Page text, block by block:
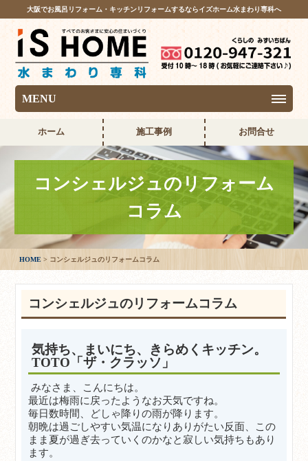
大阪でお風呂リフォーム・キッチンリフォームするならイズホーム水まわり専科へ
MENU
ホーム 施工事例 お問合せ
コンシェルジュのリフォーム
コラム
HOME コンシェルジュのリフォームコラム
コンシェルジュのリフォームコラム
気持ち、まいにち、きらめくキッチン。
TOTO「ザ・クラッソ」
みなさま、こんにちは。
最近は梅雨に戻ったようなお天気ですね。
毎日数時間、どしゃ降りの雨が降ります。
朝晩は過ごしやすい気温になりありがたい反面、この
まま夏が過ぎ去っていくのかなと寂しい気持ちもあり
ます。